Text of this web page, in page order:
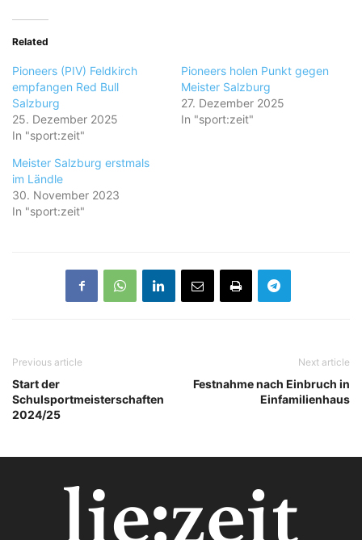
Related
Pioneers (PIV) Feldkirch
empfangen Red Bull
Salzburg
25. Dezember 2025
In "sport:zeit"
Pioneers holen Punkt gegen
Meister Salzburg
27. Dezember 2025
In "sport:zeit"
Meister Salzburg erstmals
im Ländle
30. November 2023
In "sport:zeit"
Previous article
Start der
Schulsportmeisterschaften
2024/25
Next article
Festnahme nach Einbruch in
Einfamilienhaus